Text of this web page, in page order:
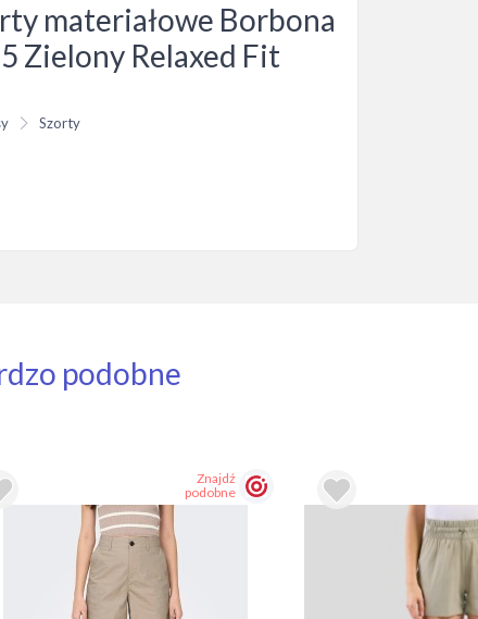
materiałowe Borbona
Zielony Relaxed Fit
Szorty
podobne
Znajdź
podobne